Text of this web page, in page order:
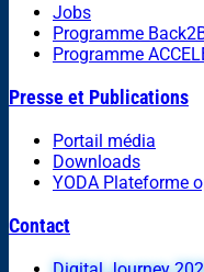
Jobs
Programme
Programme
Presse et Publications
Portail média
Downloads
YODA Plateforme
Contact